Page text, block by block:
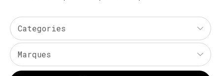
Categories
Marques